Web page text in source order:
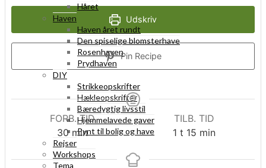
Håret
Haven
Haven året rundt
Den spiselige blomsterhave
Rosenhaven
Prydhaven
DIY
Strikkeopskrifter
Hækleopskrifter
Bæredygtig livsstil
Hjemmelavede gaver
Pynt til bolig og have
Rejser
Workshops
Tema
Udskriv
Pin Recipe
FORB. TID
30minutter
min
TILB. TID
1time
t 15minutter
min